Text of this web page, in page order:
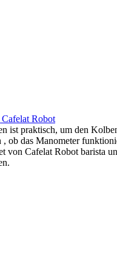
Robot
ist praktisch, um den
, ob das Manometer
von Cafelat Robot barista